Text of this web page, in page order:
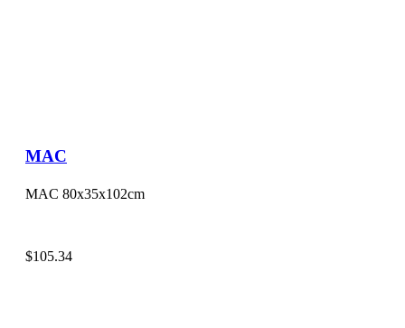
MAC
MAC 80x35x102cm
$105.34